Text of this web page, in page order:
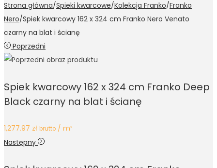
Strona główna/Spieki kwarcowe/Kolekcja Franko/Franko
Nero/Spiek kwarcowy 162 x 324 cm Franko Nero Venato
czarny na blat i ścianę
Poprzedni
Spiek kwarcowy 162 x 324 cm Franko Deep
Black czarny na blat i ścianę
1,277.97 zł brutto / m²
Następny